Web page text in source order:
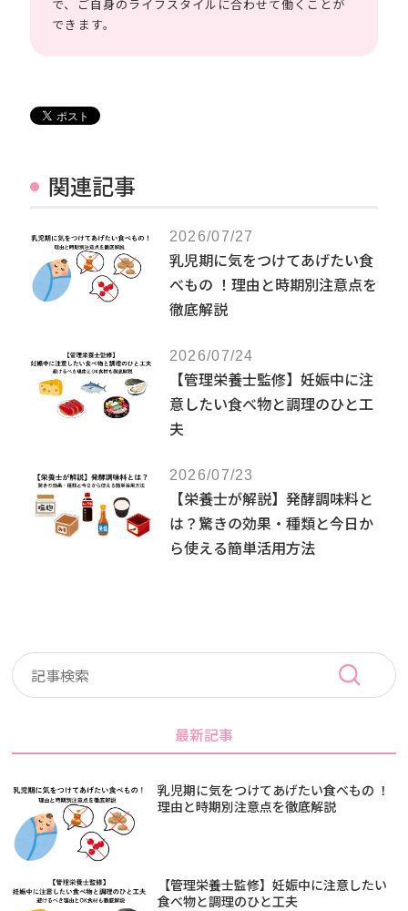
で、ご自身のライフスタイルに合わせて働くことが
できます。
関連記事
2026/07/27
乳児期に気をつけてあげたい食
べもの ！理由と時期別注意点を
徹底解説
2026/07/24
【管理栄養士監修】妊娠中に注
意したい食べ物と調理のひと工
夫
2026/07/23
【栄養士が解説】発酵調味料と
は？驚きの効果・種類と今日か
ら使える簡単活用方法
最新記事
乳児期に気をつけてあげたい食べもの ！
理由と時期別注意点を徹底解説
【管理栄養士監修】妊娠中に注意したい
食べ物と調理のひと工夫